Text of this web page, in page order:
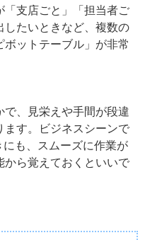
「支店ごと」「担当者ご
したいときなど、複数の
ットテーブル」が非常
で、見栄えや手間が段違
ます。ビジネスシーンで
も、スムーズに作業が
から覚えておくといいで